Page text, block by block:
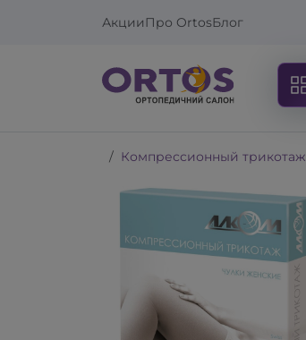
АкцииПро OrtosБлог
Компрессионный трикотаж